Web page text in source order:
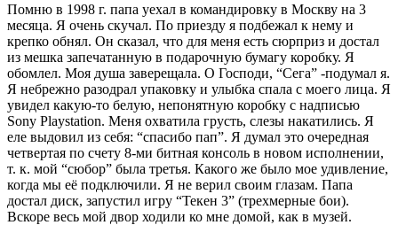
Помню в 1998 г. папа уехал в командировку в Москву на 3
месяца. Я очень скучал. По приезду я подбежал к нему и
крепко обнял. Он сказал, что для меня есть сюрприз и достал
из мешка запечатанную в подарочную бумагу коробку. Я
обомлел. Моя душа заверещала. О Господи, “Сега” -подумал я.
Я небрежно разодрал упаковку и улыбка спала с моего лица. Я
увидел какую-то белую, непонятную коробку с надписью
Sony Playstation. Меня охватила грусть, слезы накатились. Я
еле выдовил из себя: “спасибо пап”. Я думал это очередная
четвертая по счету 8-ми битная консоль в новом исполнении,
т. к. мой “сюбор” была третья. Какого же было мое удивление,
когда мы её подключили. Я не верил своим глазам. Папа
достал диск, запустил игру “Текен 3” (трехмерные бои).
Вскоре весь мой двор ходили ко мне домой, как в музей.